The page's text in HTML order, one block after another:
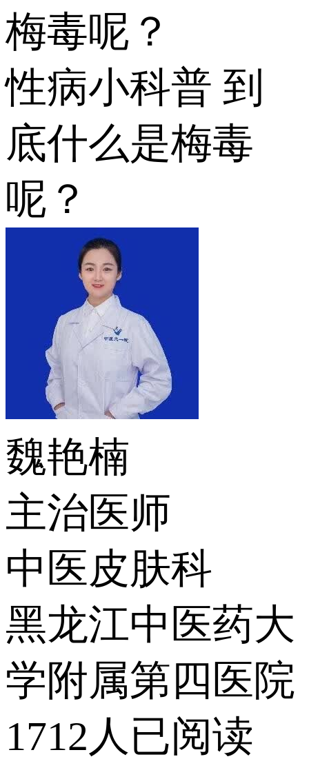
梅毒呢？
性病小科普 到
底什么是梅毒
呢？
魏艳楠
主治医师
中医皮肤科
黑龙江中医药大
学附属第四医院
1712人已阅读